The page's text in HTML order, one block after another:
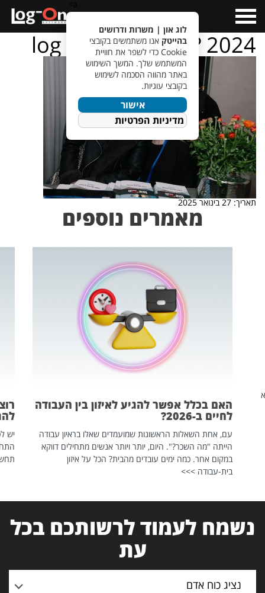
Menu
log – on – ???????? 2024
תאריך: 27 בינואר 2025
מאמרים נוספים
האם בכלל אפשר להגיע לאיזון בין העבודה
לחיים ב-2026?
עם, אחת השאלות הראשונות שמועמדים שאלו בראיון עבודה
הייתה "מה השכר?". היום, יותר ויותר אנשים מתחילים דווקא
במקום אחר. כמה ימים עובדים מהבית? הכל על איזון
בית-עבודה >>>
יש
נשמח לעמוד לרשותכם בכל
עת
נציג כוח אדם
לוג און | משרות ודרושים
בהייטק אנו משתמשים בקובצי
Cookie כדי לשפר את חוויית
המשתמש שלך. המשך השימוש
באתר מהווה הסכמה לשימוש
בקובצי עוגיות.
אישור
מדיניות הפרטיות